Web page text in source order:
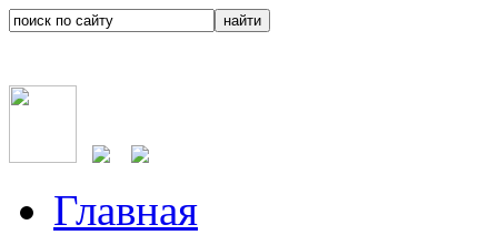
Главная